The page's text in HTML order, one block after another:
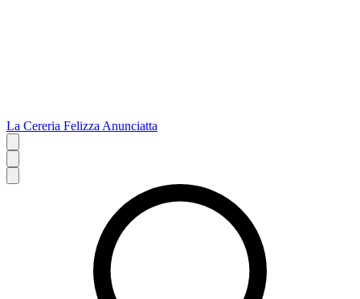
La Cereria Felizza Anunciatta